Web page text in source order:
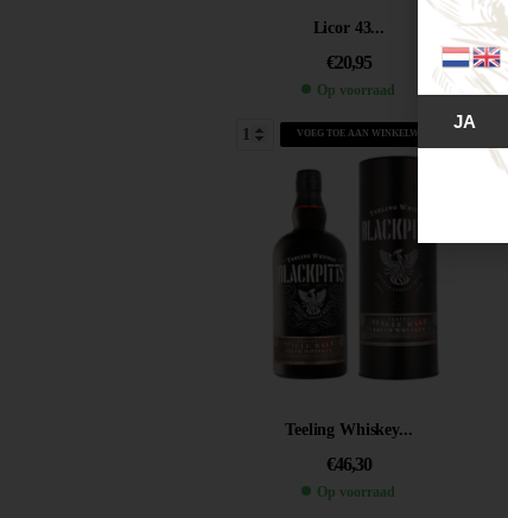
Licor 43...
€20,95
Op voorraad
VOEG TOE AAN WINKELWAGEN
Teeling Whiskey...
€46,30
Op voorraad
JA